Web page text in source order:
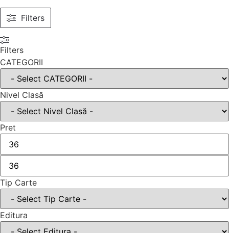
Filters
Filters
CATEGORII
Nivel Clasă
Pret
Tip Carte
Editura